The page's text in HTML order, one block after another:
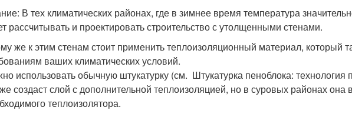
В тех климатических районах, где в зимнее время температура
рассчитывать и проектировать строительство с утолщенными стенами.
же к этим стенам стоит применить теплоизоляционный материал, который
ваших климатических условий.
использовать обычную штукатурку (см. Штукатурка пеноблока: технология
создаст слой с дополнительной теплоизоляцией, но в суровых районах она
теплоизолятора.